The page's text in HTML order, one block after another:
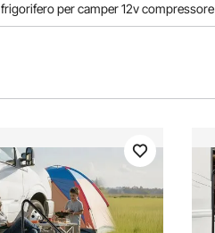
frigorifero per camper 12v compressore